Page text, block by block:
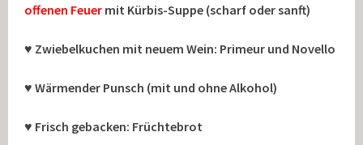
offenen Feuer mit Kürbis-Suppe (scharf oder sanft)
♥ Zwiebelkuchen mit neuem Wein: Primeur und Novello
♥ Wärmender Punsch (mit und ohne Alkohol)
♥ Frisch gebacken: Früchtebrot